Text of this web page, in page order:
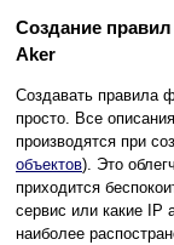
Создание
Aker
Создавать правила
просто. Все
производятся при
объектов). Это
приходится
сервис или какие IP
наиболее